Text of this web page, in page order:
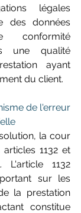
légales
des données
conformité
une qualité
ayant
du client.
de l'erreur
la cour
1132 et
1132
sur les
la prestation
constitue